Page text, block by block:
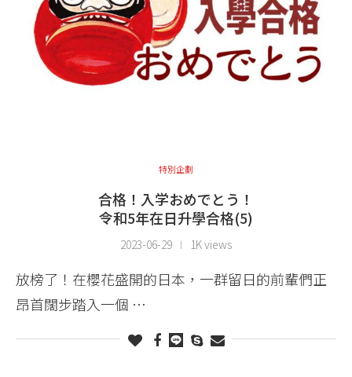
特別企劃
合格！入学おめでとう！
令和5年在日升學合格(5)
2023-06-29 1K views
放榜了！在櫻花盛開的日本，一群留日的前輩們正
昂首闊步踏入一個 …